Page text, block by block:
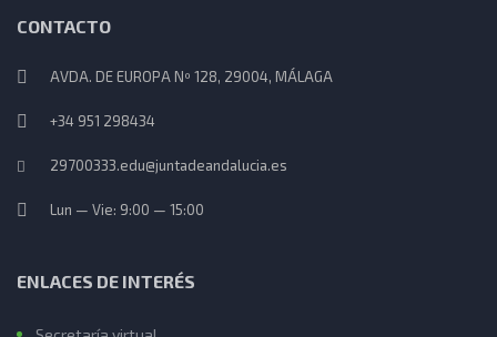
CONTACTO
AVDA. DE EUROPA Nº 128, 29004, MÁLAGA
+34 951 298434
29700333.edu@juntadeandalucia.es
Lun — Vie: 9:00 — 15:00
ENLACES DE INTERÉS